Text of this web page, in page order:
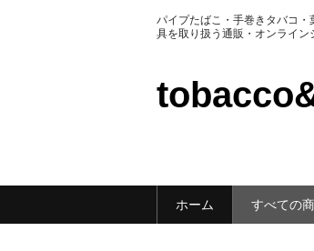
パイプたばこ・手巻きタバコ
具を取り扱う通販・オンライン
ホーム すべての